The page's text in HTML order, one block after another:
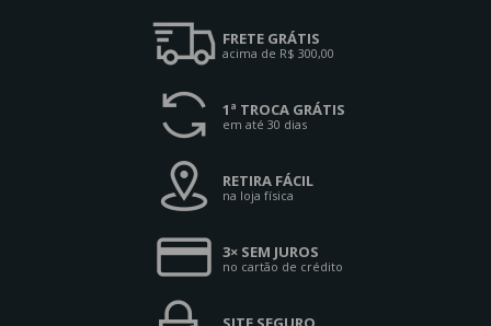
FRETE GRÁTIS
acima de R$ 300,00
1ª TROCA GRÁTIS
em até 30 dias
RETIRA FÁCIL
na loja física
3× SEM JUROS
no cartão de crédito